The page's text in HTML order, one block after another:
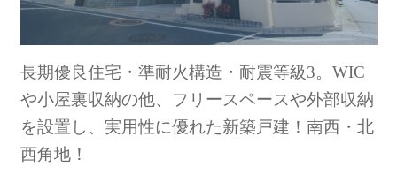
長期優良住宅・準耐火構造・耐震等級3。WIC
や小屋裏収納の他、フリースペースや外部収納
を設置し、実用性に優れた新築戸建！南西・北
西角地！